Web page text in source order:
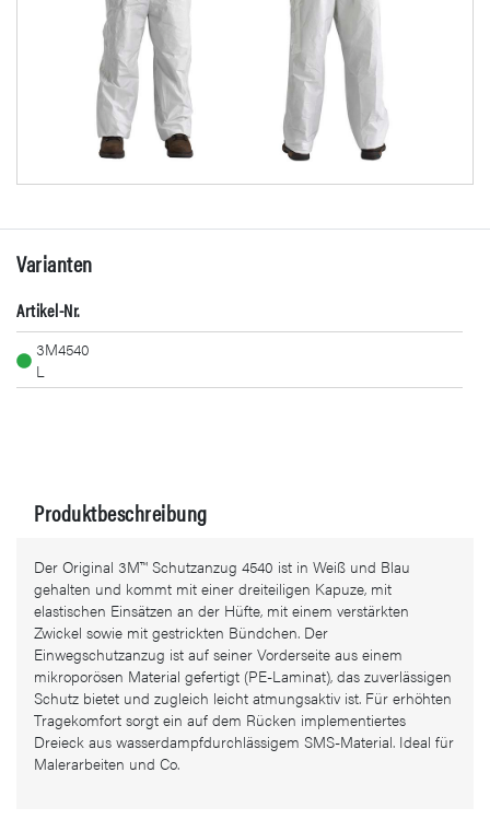
Varianten
Artikel-Nr.
3M4540
L
Produktbeschreibung
Der Original 3M™ Schutzanzug 4540 ist in Weiß und Blau
gehalten und kommt mit einer dreiteiligen Kapuze, mit
elastischen Einsätzen an der Hüfte, mit einem verstärkten
Zwickel sowie mit gestrickten Bündchen. Der
Einwegschutzanzug ist auf seiner Vorderseite aus einem
mikroporösen Material gefertigt (PE-Laminat), das zuverlässigen
Schutz bietet und zugleich leicht atmungsaktiv ist. Für erhöhten
Tragekomfort sorgt ein auf dem Rücken implementiertes
Dreieck aus wasserdampfdurchlässigem SMS-Material. Ideal für
Malerarbeiten und Co.